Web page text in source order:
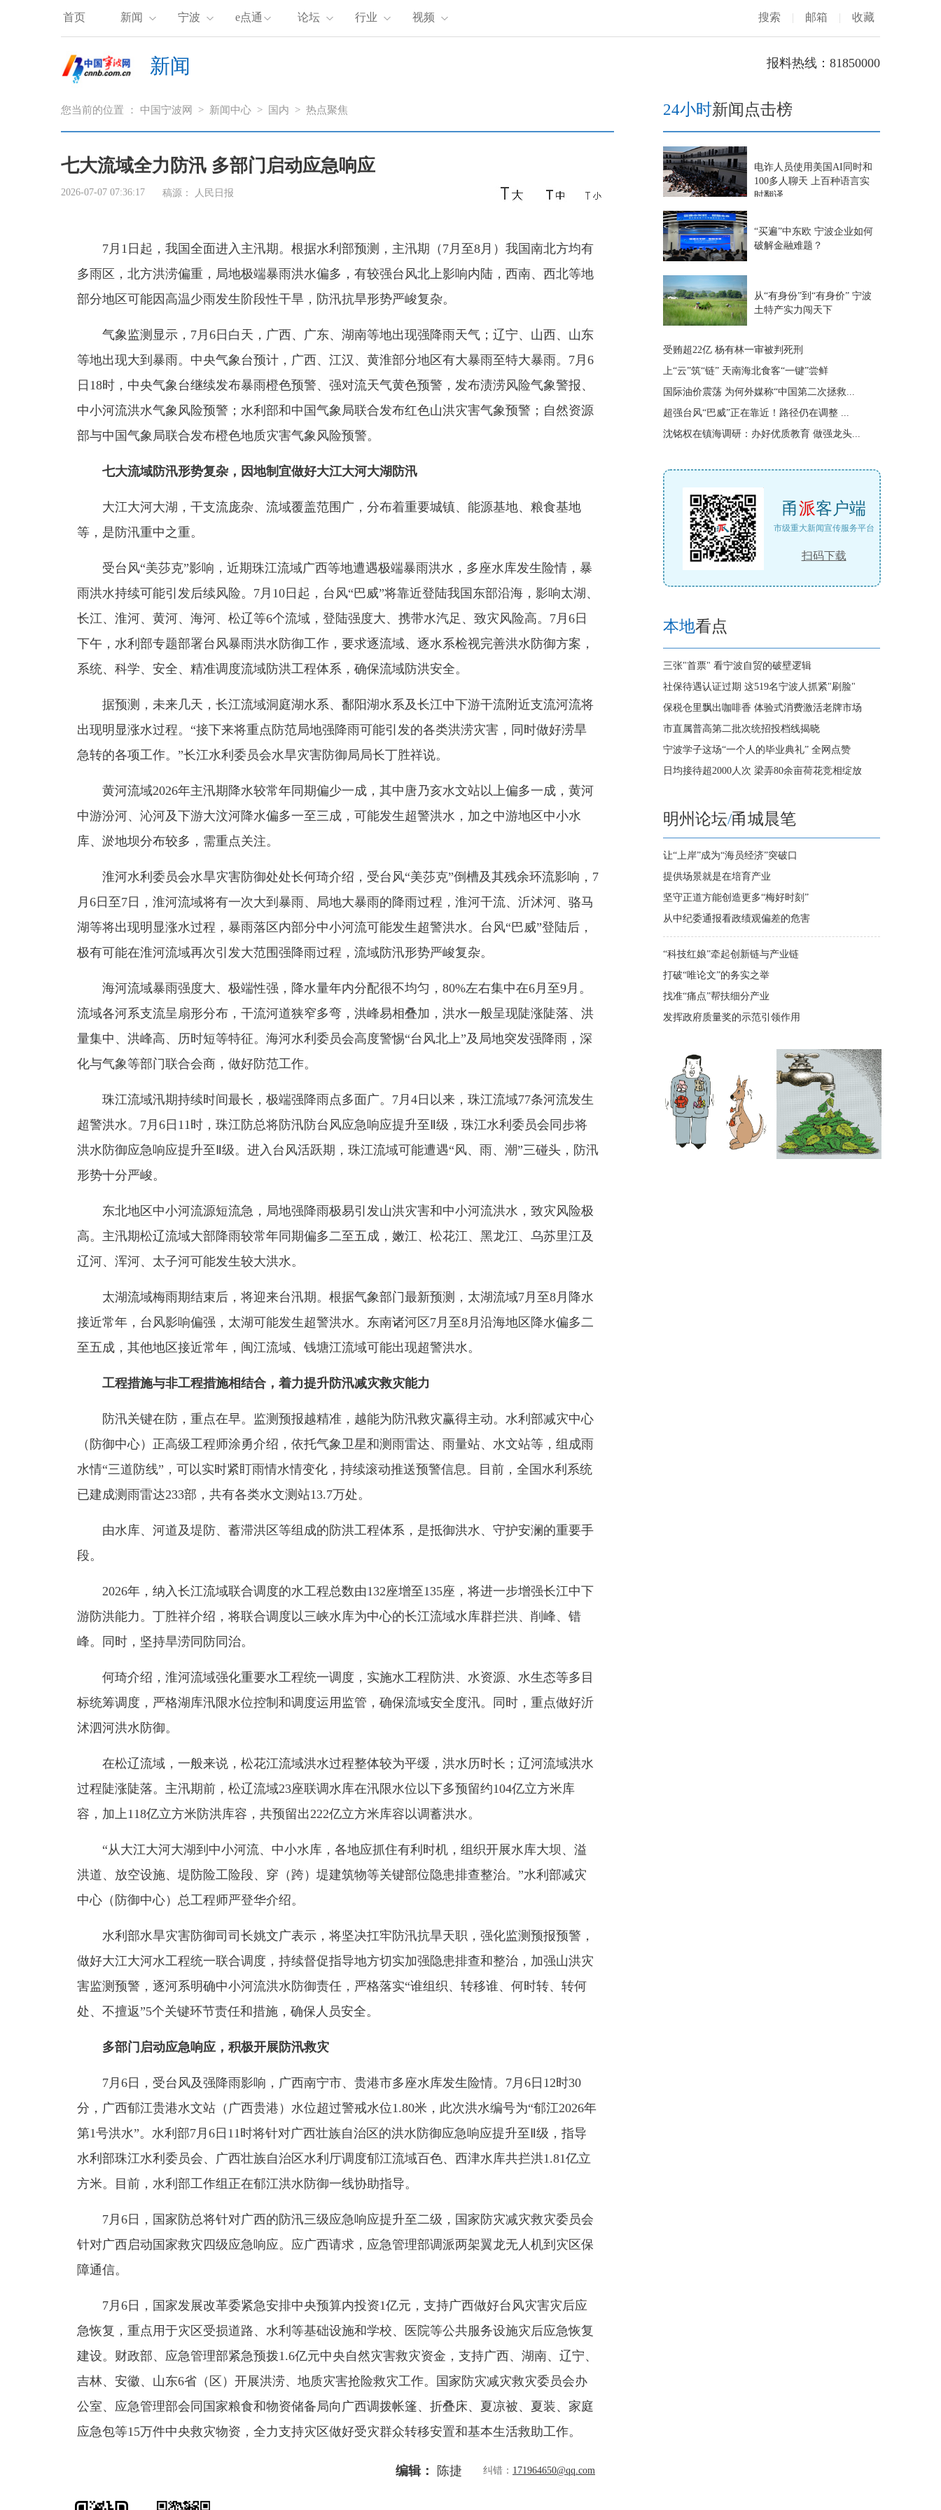
首页 新闻 宁波 e点通 论坛 行业 视频 搜索 | 邮箱 | 收藏
新闻 报料热线：81850000
您当前的位置 ： 中国宁波网 > 新闻中心 > 国内 > 热点聚焦
七大流域全力防汛 多部门启动应急响应
2026-07-07 07:36:17 稿源： 人民日报
7月1日起，我国全面进入主汛期。根据水利部预测，主汛期（7月至8月）我国南北方均有
多雨区，北方洪涝偏重，局地极端暴雨洪水偏多，有较强台风北上影响内陆，西南、西北等地
部分地区可能因高温少雨发生阶段性干旱，防汛抗旱形势严峻复杂。
气象监测显示，7月6日白天，广西、广东、湖南等地出现强降雨天气；辽宁、山西、山东
等地出现大到暴雨。中央气象台预计，广西、江汉、黄淮部分地区有大暴雨至特大暴雨。7月6
日18时，中央气象台继续发布暴雨橙色预警、强对流天气黄色预警，发布渍涝风险气象警报、
中小河流洪水气象风险预警；水利部和中国气象局联合发布红色山洪灾害气象预警；自然资源
部与中国气象局联合发布橙色地质灾害气象风险预警。
七大流域防汛形势复杂，因地制宜做好大江大河大湖防汛
大江大河大湖，干支流庞杂、流域覆盖范围广，分布着重要城镇、能源基地、粮食基地
等，是防汛重中之重。
受台风“美莎克”影响，近期珠江流域广西等地遭遇极端暴雨洪水，多座水库发生险情，暴
雨洪水持续可能引发后续风险。7月10日起，台风“巴威”将靠近登陆我国东部沿海，影响太湖、
长江、淮河、黄河、海河、松辽等6个流域，登陆强度大、携带水汽足、致灾风险高。7月6日
下午，水利部专题部署台风暴雨洪水防御工作，要求逐流域、逐水系检视完善洪水防御方案，
系统、科学、安全、精准调度流域防洪工程体系，确保流域防洪安全。
据预测，未来几天，长江流域洞庭湖水系、鄱阳湖水系及长江中下游干流附近支流河流将
出现明显涨水过程。“接下来将重点防范局地强降雨可能引发的各类洪涝灾害，同时做好涝旱
急转的各项工作。”长江水利委员会水旱灾害防御局局长丁胜祥说。
黄河流域2026年主汛期降水较常年同期偏少一成，其中唐乃亥水文站以上偏多一成，黄河
中游汾河、沁河及下游大汶河降水偏多一至三成，可能发生超警洪水，加之中游地区中小水
库、淤地坝分布较多，需重点关注。
淮河水利委员会水旱灾害防御处处长何琦介绍，受台风“美莎克”倒槽及其残余环流影响，7
月6日至7日，淮河流域将有一次大到暴雨、局地大暴雨的降雨过程，淮河干流、沂沭河、骆马
湖等将出现明显涨水过程，暴雨落区内部分中小河流可能发生超警洪水。台风“巴威”登陆后，
极有可能在淮河流域再次引发大范围强降雨过程，流域防汛形势严峻复杂。
海河流域暴雨强度大、极端性强，降水量年内分配很不均匀，80%左右集中在6月至9月。
流域各河系支流呈扇形分布，干流河道狭窄多弯，洪峰易相叠加，洪水一般呈现陡涨陡落、洪
量集中、洪峰高、历时短等特征。海河水利委员会高度警惕“台风北上”及局地突发强降雨，深
化与气象等部门联合会商，做好防范工作。
珠江流域汛期持续时间最长，极端强降雨点多面广。7月4日以来，珠江流域77条河流发生
超警洪水。7月6日11时，珠江防总将防汛防台风应急响应提升至Ⅱ级，珠江水利委员会同步将
洪水防御应急响应提升至Ⅱ级。进入台风活跃期，珠江流域可能遭遇“风、雨、潮”三碰头，防汛
形势十分严峻。
东北地区中小河流源短流急，局地强降雨极易引发山洪灾害和中小河流洪水，致灾风险极
高。主汛期松辽流域大部降雨较常年同期偏多二至五成，嫩江、松花江、黑龙江、乌苏里江及
辽河、浑河、太子河可能发生较大洪水。
太湖流域梅雨期结束后，将迎来台汛期。根据气象部门最新预测，太湖流域7月至8月降水
接近常年，台风影响偏强，太湖可能发生超警洪水。东南诸河区7月至8月沿海地区降水偏多二
至五成，其他地区接近常年，闽江流域、钱塘江流域可能出现超警洪水。
工程措施与非工程措施相结合，着力提升防汛减灾救灾能力
防汛关键在防，重点在早。监测预报越精准，越能为防汛救灾赢得主动。水利部减灾中心
（防御中心）正高级工程师涂勇介绍，依托气象卫星和测雨雷达、雨量站、水文站等，组成雨
水情“三道防线”，可以实时紧盯雨情水情变化，持续滚动推送预警信息。目前，全国水利系统
已建成测雨雷达233部，共有各类水文测站13.7万处。
由水库、河道及堤防、蓄滞洪区等组成的防洪工程体系，是抵御洪水、守护安澜的重要手
段。
2026年，纳入长江流域联合调度的水工程总数由132座增至135座，将进一步增强长江中下
游防洪能力。丁胜祥介绍，将联合调度以三峡水库为中心的长江流域水库群拦洪、削峰、错
峰。同时，坚持旱涝同防同治。
何琦介绍，淮河流域强化重要水工程统一调度，实施水工程防洪、水资源、水生态等多目
标统筹调度，严格湖库汛限水位控制和调度运用监管，确保流域安全度汛。同时，重点做好沂
沭泗河洪水防御。
在松辽流域，一般来说，松花江流域洪水过程整体较为平缓，洪水历时长；辽河流域洪水
过程陡涨陡落。主汛期前，松辽流域23座联调水库在汛限水位以下多预留约104亿立方米库
容，加上118亿立方米防洪库容，共预留出222亿立方米库容以调蓄洪水。
“从大江大河大湖到中小河流、中小水库，各地应抓住有利时机，组织开展水库大坝、溢
洪道、放空设施、堤防险工险段、穿（跨）堤建筑物等关键部位隐患排查整治。”水利部减灾
中心（防御中心）总工程师严登华介绍。
水利部水旱灾害防御司司长姚文广表示，将坚决扛牢防汛抗旱天职，强化监测预报预警，
做好大江大河水工程统一联合调度，持续督促指导地方切实加强隐患排查和整治，加强山洪灾
害监测预警，逐河系明确中小河流洪水防御责任，严格落实“谁组织、转移谁、何时转、转何
处、不擅返”5个关键环节责任和措施，确保人员安全。
多部门启动应急响应，积极开展防汛救灾
7月6日，受台风及强降雨影响，广西南宁市、贵港市多座水库发生险情。7月6日12时30
分，广西郁江贵港水文站（广西贵港）水位超过警戒水位1.80米，此次洪水编号为“郁江2026年
第1号洪水”。水利部7月6日11时将针对广西壮族自治区的洪水防御应急响应提升至Ⅱ级，指导
水利部珠江水利委员会、广西壮族自治区水利厅调度郁江流域百色、西津水库共拦洪1.81亿立
方米。目前，水利部工作组正在郁江洪水防御一线协助指导。
7月6日，国家防总将针对广西的防汛三级应急响应提升至二级，国家防灾减灾救灾委员会
针对广西启动国家救灾四级应急响应。应广西请求，应急管理部调派两架翼龙无人机到灾区保
障通信。
7月6日，国家发展改革委紧急安排中央预算内投资1亿元，支持广西做好台风灾害灾后应
急恢复，重点用于灾区受损道路、水利等基础设施和学校、医院等公共服务设施灾后应急恢复
建设。财政部、应急管理部紧急预拨1.6亿元中央自然灾害救灾资金，支持广西、湖南、辽宁、
吉林、安徽、山东6省（区）开展洪涝、地质灾害抢险救灾工作。国家防灾减灾救灾委员会办
公室、应急管理部会同国家粮食和物资储备局向广西调拨帐篷、折叠床、夏凉被、夏装、家庭
应急包等15万件中央救灾物资，全力支持灾区做好受灾群众转移安置和基本生活救助工作。
编辑： 陈捷 纠错： 171964650@qq.com
24小时新闻点击榜
电诈人员使用美国AI同时和
100多人聊天 上百种语言实
时翻译
“买遍”中东欧 宁波企业如何
破解金融难题？
从“有身份”到“有身价” 宁波
土特产实力闯天下
受贿超22亿 杨有林一审被判死刑
上“云”筑“链” 天南海北食客“一键”尝鲜
国际油价震荡 为何外媒称“中国第二次拯救...
超强台风“巴威”正在靠近！路径仍在调整 ...
沈铭权在镇海调研：办好优质教育 做强龙头...
甬派客户端
市级重大新闻宣传服务平台
扫码下载
本地看点
三张"首票" 看宁波自贸的破壁逻辑
社保待遇认证过期 这519名宁波人抓紧"刷脸"
保税仓里飘出咖啡香 体验式消费激活老牌市场
市直属普高第二批次统招投档线揭晓
宁波学子这场“一个人的毕业典礼” 全网点赞
日均接待超2000人次 梁弄80余亩荷花竞相绽放
明州论坛/甬城晨笔
让“上岸”成为“海员经济”突破口
提供场景就是在培育产业
坚守正道方能创造更多“梅好时刻”
从中纪委通报看政绩观偏差的危害
“科技红娘”牵起创新链与产业链
打破“唯论文”的务实之举
找准“痛点”帮扶细分产业
发挥政府质量奖的示范引领作用